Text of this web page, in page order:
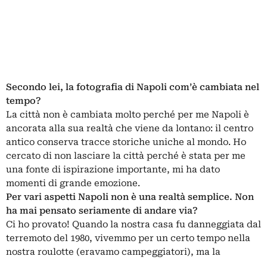
Secondo lei, la fotografia di Napoli com’è cambiata nel
tempo?
La città non è cambiata molto perché per me Napoli è
ancorata alla sua realtà che viene da lontano: il centro
antico conserva tracce storiche uniche al mondo. Ho
cercato di non lasciare la città perché è stata per me
una fonte di ispirazione importante, mi ha dato
momenti di grande emozione.
Per vari aspetti Napoli non è una realtà semplice. Non
ha mai pensato seriamente di andare via?
Ci ho provato! Quando la nostra casa fu danneggiata dal
terremoto del 1980, vivemmo per un certo tempo nella
nostra roulotte (eravamo campeggiatori), ma la